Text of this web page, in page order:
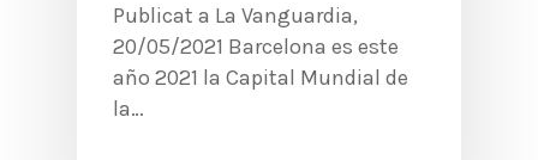
Publicat a La Vanguardia,
20/05/2021 Barcelona es este
año 2021 la Capital Mundial de
la…